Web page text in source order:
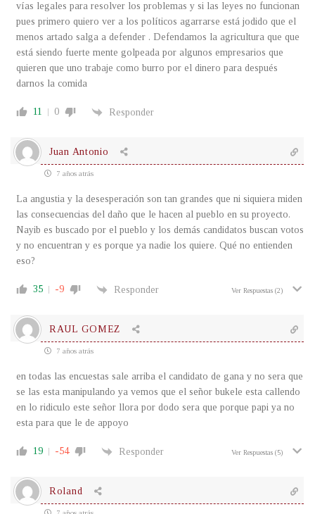
vías legales para resolver los problemas y si las leyes no funcionan
pues primero quiero ver a los políticos agarrarse está jodido que el
menos artado salga a defender . Defendamos la agricultura que que
está siendo fuerte mente golpeada por algunos empresarios que
quieren que uno trabaje como burro por el dinero para después
darnos la comida
11 0 Responder
Juan Antonio
7 años atrás
La angustia y la desesperación son tan grandes que ni siquiera miden
las consecuencias del daño que le hacen al pueblo en su proyecto.
Nayib es buscado por el pueblo y los demás candidatos buscan votos
y no encuentran y es porque ya nadie los quiere. Qué no entienden
eso?
35 -9 Responder Ver Respuestas (2)
RAUL GOMEZ
7 años atrás
en todas las encuestas sale arriba el candidato de gana y no sera que
se las esta manipulando ya vemos que el señor bukele esta callendo
en lo ridiculo este señor llora por dodo sera que porque papi ya no
esta para que le de appoyo
19 -54 Responder Ver Respuestas (5)
Roland